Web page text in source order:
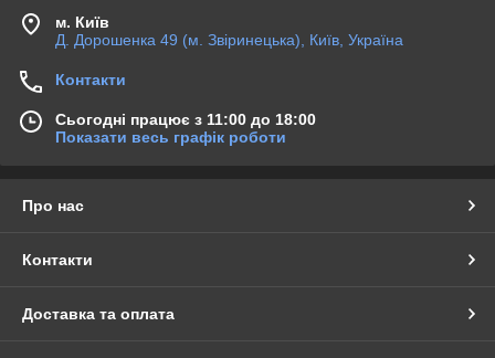
м. Київ
Д. Дорошенка 49 (м. Звіринецька), Київ, Україна
Контакти
Сьогодні працює з 11:00 до 18:00
Показати весь графік роботи
Про нас
Контакти
Доставка та оплата